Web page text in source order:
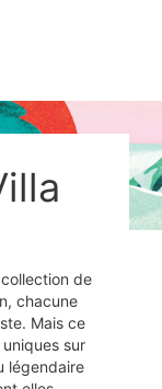
de
chacune
Mais ce
sur
légendaire